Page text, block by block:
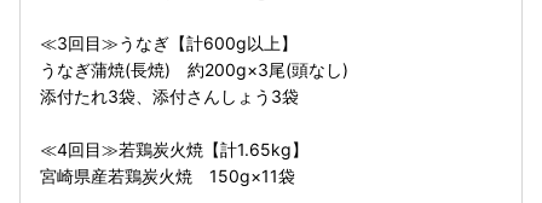
≪3回目≫うなぎ【計600g以上】
うなぎ蒲焼(長焼) 約200g×3尾(頭なし)
添付たれ3袋、添付さんしょう3袋
≪4回目≫若鶏炭火焼【計1.65kg】
宮崎県産若鶏炭火焼 150g×11袋